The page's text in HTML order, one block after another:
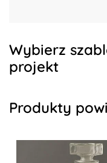
Wybierz
projekt
Produkty